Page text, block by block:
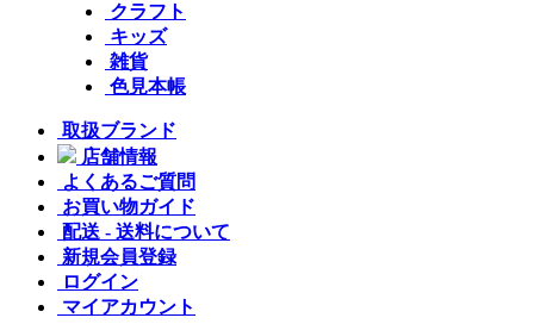
クラフト
キッズ
雑貨
色見本帳
取扱ブランド
店舗情報
よくあるご質問
お買い物ガイド
配送 - 送料について
新規会員登録
ログイン
マイアカウント